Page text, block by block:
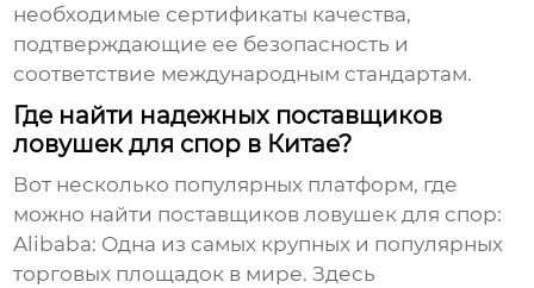
необходимые сертификаты качества,
подтверждающие ее безопасность и
соответствие международным стандартам.
Где найти надежных поставщиков
ловушек для спор в Китае?
Вот несколько популярных платформ, где
можно найти поставщиковловушек для спор:
Alibaba: Одна из самых крупных и популярных
торговых площадок в мире. Здесь